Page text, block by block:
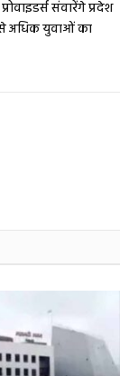
संवारेंगे प्रदेश
अधिक युवाओं का